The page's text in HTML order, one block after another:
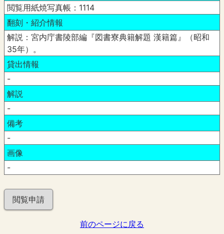
閲覧用紙焼写真帳：1114
翻刻・紹介情報
解説：宮内庁書陵部編『図書寮典籍解題 漢籍篇』（昭和
35年）。
貸出情報
-
解説
-
備考
-
画像
-
閲覧申請
前のページに戻る